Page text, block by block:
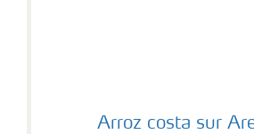
Arroz costa sur